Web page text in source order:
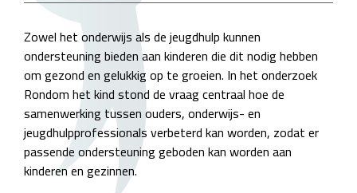
Zowel het onderwijs als de jeugdhulp kunnen
ondersteuning bieden aan kinderen die dit nodig hebben
om gezond en gelukkig op te groeien. In het onderzoek
Rondom het kind stond de vraag centraal hoe de
samenwerking tussen ouders, onderwijs- en
jeugdhulpprofessionals verbeterd kan worden, zodat er
passende ondersteuning geboden kan worden aan
kinderen en gezinnen.